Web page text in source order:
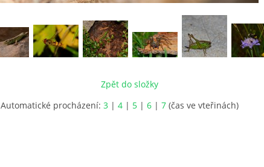
Zpět do složky
Automatické procházení: 3 | 4 | 5 | 6 | 7 (čas ve vteřinách)